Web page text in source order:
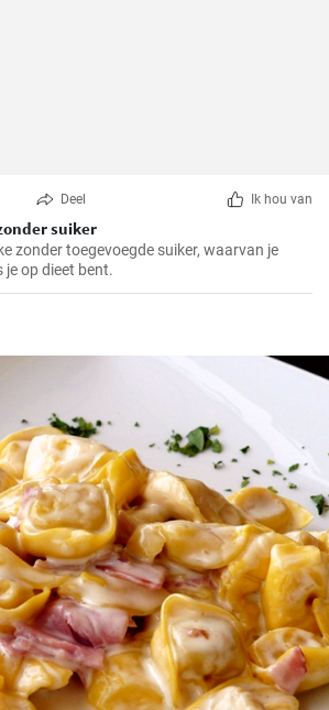
Deel Ik hou van
suiker
zonder toegevoegde suiker, waarvan je
op dieet bent.